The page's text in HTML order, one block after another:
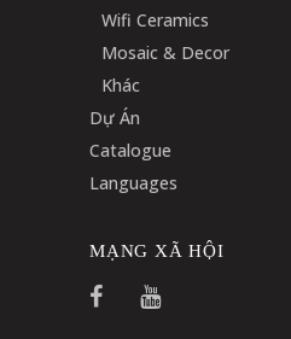
Wifi Ceramics
Mosaic & Decor
Khác
Dự Án
Catalogue
Languages
MẠNG XÃ HỘI